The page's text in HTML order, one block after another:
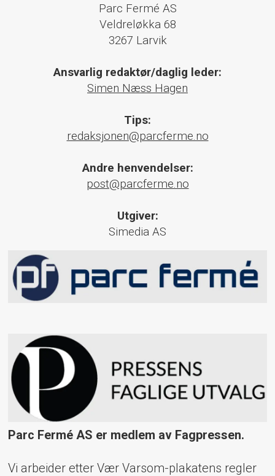
Parc Fermé AS
Veldreløkka 68
3267 Larvik
Ansvarlig redaktør/daglig leder:
Simen Næss Hagen
Tips:
redaksjonen@parcferme.no
Andre henvendelser:
post@parcferme.no
Utgiver:
Simedia AS
Parc Fermé AS er medlem av Fagpressen.
Vi arbeider etter Vær Varsom-plakatens regler